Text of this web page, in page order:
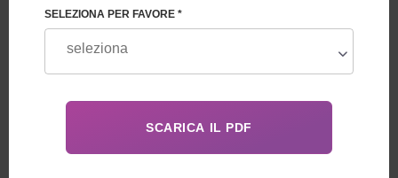
SELEZIONA PER FAVORE *